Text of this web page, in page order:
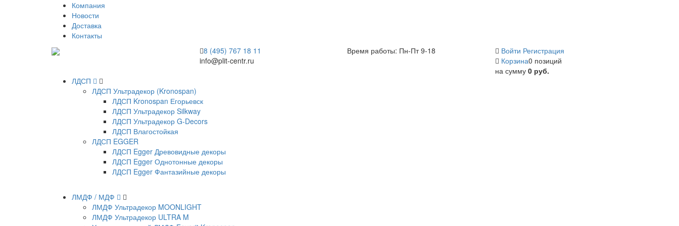
Компания
Новости
Доставка
Контакты
8 (495) 767 18 11
info@plit-centr.ru
Время работы: Пн-Пт 9-18 Войти Регистрация
Корзина0 позиций
на сумму 0 руб.
ЛДСП
ЛДСП Ультрадекор (Kronospan)
ЛДСП Kronospan Егорьевск
ЛДСП Ультрадекор Silkway
ЛДСП Ультрадекор G-Decors
ЛДСП Влагостойкая
ЛДСП EGGER
ЛДСП Egger Древовидные декоры
ЛДСП Egger Однотонные декоры
ЛДСП Egger Фантазийные декоры
ЛМДФ / МДФ
ЛМДФ Ультрадекор MOONLIGHT
ЛМДФ Ультрадекор ULTRA M